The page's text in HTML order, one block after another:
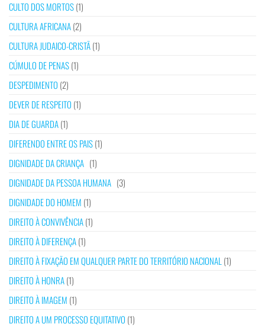
CULTO DOS MORTOS(1)
CULTURA AFRICANA(2)
CULTURA JUDAICO-CRISTÃ(1)
CÚMULO DE PENAS(1)
DESPEDIMENTO (2)
DEVER DE RESPEITO (1)
DIA DE GUARDA(1)
DIFERENDO ENTRE OS PAIS(1)
DIGNIDADE DA CRIANÇA (1)
DIGNIDADE DA PESSOA HUMANA (3)
DIGNIDADE DO HOMEM (1)
DIREITO À CONVIVÊNCIA(1)
DIREITO À DIFERENÇA(1)
DIREITO À FIXAÇÃO EM QUALQUER PARTE DO TERRITÓRIO NACIONAL (1)
DIREITO À HONRA(1)
DIREITO À IMAGEM (1)
DIREITO A UM PROCESSO EQUITATIVO (1)